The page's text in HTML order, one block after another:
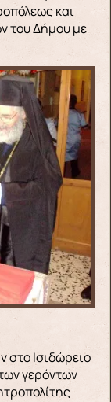
και
του Δήμου με
στο Ισιδώρειο
γερόντων